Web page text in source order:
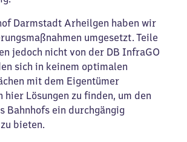
Darmstadt Arheilgen haben wir
umgesetzt. Teile
jedoch nicht von der DB InfraGO
sich in keinem optimalen
mit dem Eigentümer
hier Lösungen zu finden, um den
Bahnhofs ein durchgängig
bieten.